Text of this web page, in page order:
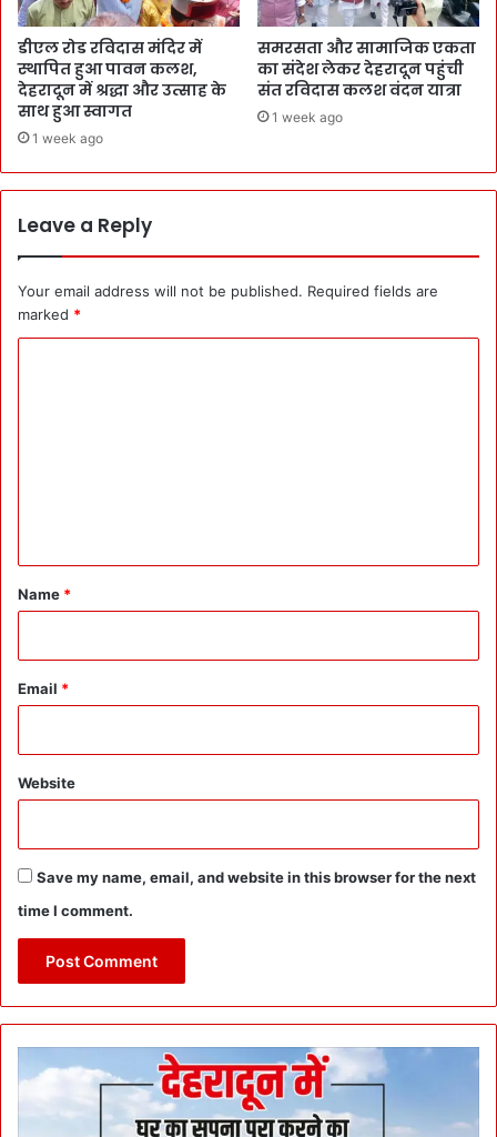
डीएल रोड रविदास मंदिर में
स्थापित हुआ पावन कलश,
देहरादून में श्रद्धा और उत्साह के
साथ हुआ स्वागत
1 week ago
समरसता और सामाजिक एकता
का संदेश लेकर देहरादून पहुंची
संत रविदास कलश वंदन यात्रा
1 week ago
Leave a Reply
Your email address will not be published. Required fields are
marked *
*
Name *
Email *
Website
Save my name, email, and website in this browser for the next
time I comment.